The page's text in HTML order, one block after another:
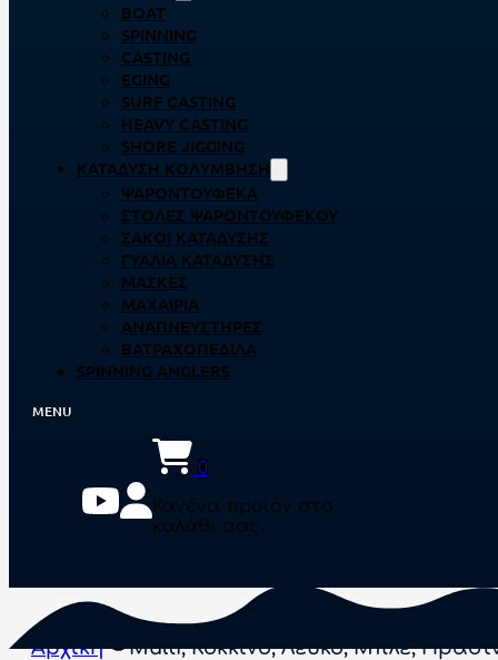
BOAT
SPINNING
CASTING
EGING
SURF CASTING
HEAVY CASTING
SHORE JIGGING
ΚΑΤΆΔΥΣΗ ΚΟΛΎΜΒΗΣΗ
ΨΑΡΟΝΤΟΎΦΕΚΑ
ΣΤΟΛΈΣ ΨΑΡΟΝΤΟΎΦΕΚΟΥ
ΣΆΚΟΙ ΚΑΤΆΔΥΣΗΣ
ΓΥΑΛΙΆ ΚΑΤΆΔΥΣΗΣ
ΜΆΣΚΕΣ
ΜΑΧΑΊΡΙΑ
ΑΝΑΠΝΕΥΣΤΉΡΕΣ
ΒΑΤΡΑΧΟΠΈΔΙΛΑ
SPINNING ANGLERS
0
Κανένα προϊόν στο
καλάθι σας.
Αρχική Multi, Κόκκινο, Λευκό, Μπλέ,